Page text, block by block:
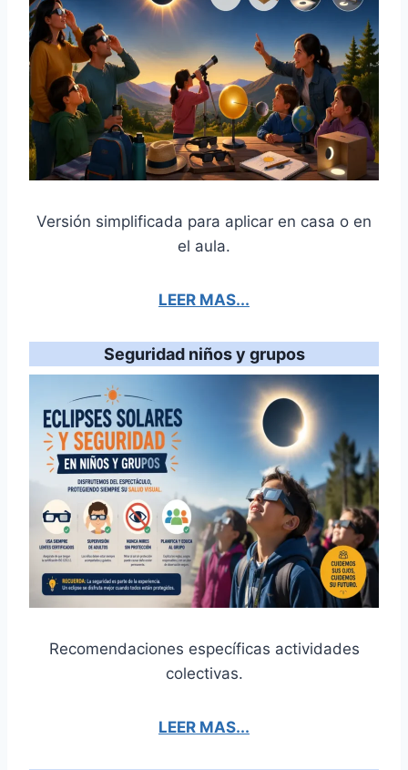
Versión simplificada para aplicar en casa o en
el aula.
LEER MAS...
Seguridad niños y grupos
Recomendaciones específicas actividades
colectivas.
LEER MAS...